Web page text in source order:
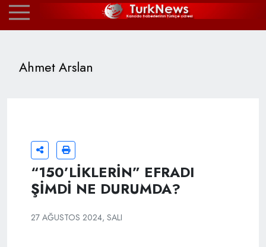
Ahmet Arslan
“150’LİKLERİN” EFRADI
ŞİMDİ NE DURUMDA?
27 AĞUSTOS 2024, SALI